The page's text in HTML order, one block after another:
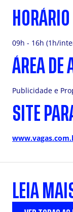
HORÁRIO
09h - 16h (1h/
ÁREA DE
Publicidade e
SITE
LEIA